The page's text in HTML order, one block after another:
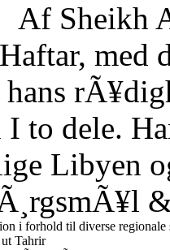
Af Sheikh
med
to dele.
Libyen
i forhold til diverse regionale
Tahrir